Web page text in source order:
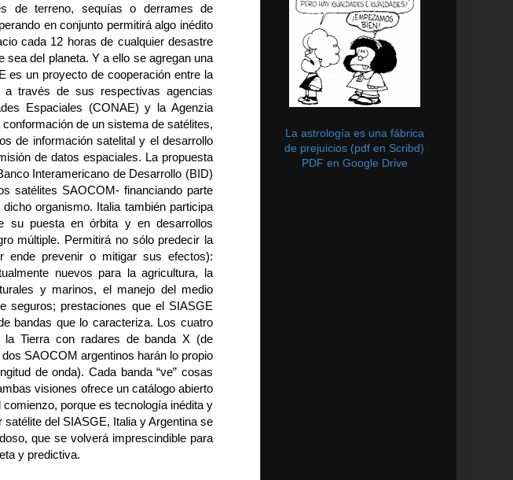
de terreno, sequías o derrames de
en conjunto permitirá algo inédito
cada 12 horas de cualquier desastre
sea del planeta. Y a ello se agregan una
es un proyecto de cooperación entre la
través de sus respectivas agencias
Espaciales (CONAE) y la Agenzia
de un sistema de satélites,
de información satelital y el desarrollo
de datos espaciales. La propuesta
Interamericano de Desarrollo (BID)
satélites SAOCOM- financiando parte
organismo. Italia también participa
su puesta en órbita y en desarrollos
múltiple. Permitirá no sólo predecir la
ende prevenir o mitigar sus efectos):
nuevos para la agricultura, la
y marinos, el manejo del medio
seguros; prestaciones que el SIASGE
bandas que lo caracteriza. Los cuatro
la Tierra con radares de banda X (de
SAOCOM argentinos harán lo propio
de onda). Cada banda “ve” cosas
visiones ofrece un catálogo abierto
porque es tecnología inédita y
del SIASGE, Italia y Argentina se
que se volverá imprescindible para
y predictiva.
La astrología es una fábrica
de prejuicios (pdf en Scribd)
PDF en Google Drive